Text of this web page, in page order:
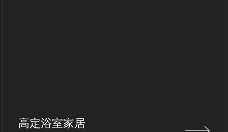
高定浴室家居